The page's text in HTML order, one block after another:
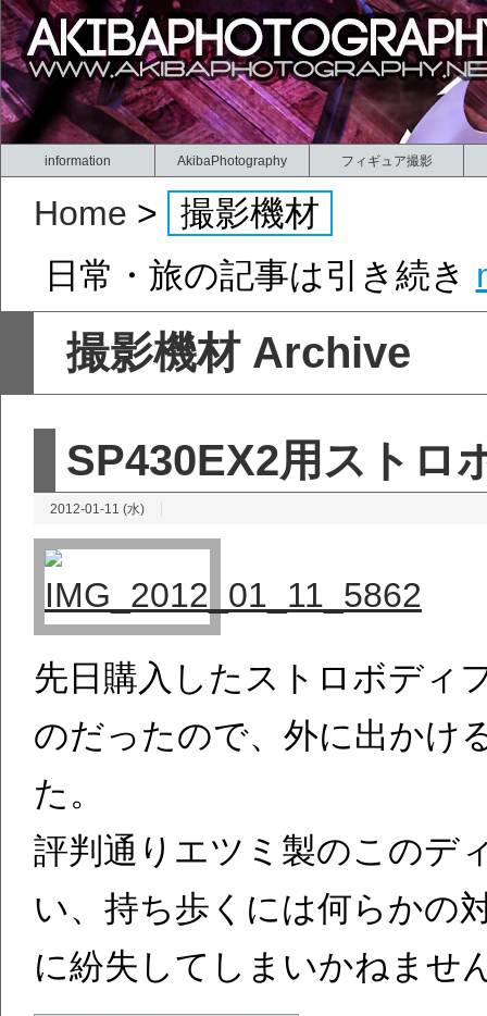
information AkibaPhotography フィギュア撮影
Home >
撮影機材
日常・旅の記事は引き続き
撮影機材 Archive
SP430EX2用ストロ
2012-01-11 (水)
先日購入したストロボディ
のだったので、外に出かけ
た。
評判通りエツミ製のこのデ
い、持ち歩くには何らかの
に紛失してしまいかねませ